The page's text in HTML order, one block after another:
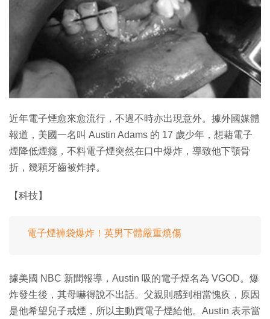
生成式AI與雲端應用
Enterprise Digital Transformation
近年電子煙愈來愈流行，不過不時亦出現意外。據外國媒體
報道，美國一名叫 Austin Adams 的 17 歲少年，想藉電子
煙降低煙癮，不料電子煙突然在口中爆炸，導致他下顎骨
折，幾顆牙齒被炸掉。
【科技】
電子煙褲袋爆炸！英男下體嚴重燒傷
據美國 NBC 新聞報導，Austin 吸的電子煙名為 VGOD。爆
炸發生後，其母嚇得說不出話。父親則感到相當愧疚，原因
是他希望兒子戒煙，所以主動買電子煙給他。Austin 表示當